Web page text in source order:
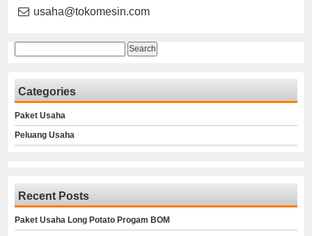
usaha@tokomesin.com
for:
Categories
Paket Usaha
Peluang Usaha
Recent Posts
Paket Usaha Long Potato Progam BOM